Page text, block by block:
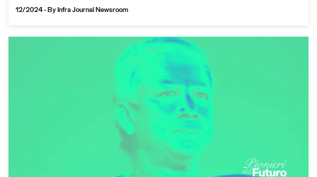
12/2024 - By Infra Journal Newsroom